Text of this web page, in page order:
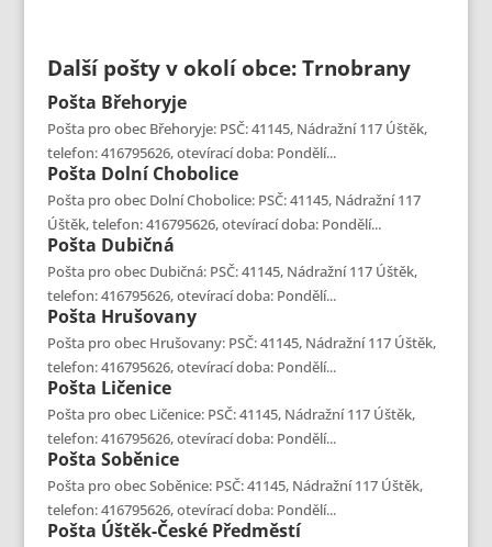
Další pošty v okolí obce: Trnobrany
Pošta Břehoryje
Pošta pro obec Břehoryje: PSČ: 41145, Nádražní 117 Úštěk,
telefon: 416795626, otevírací doba: Pondělí...
Pošta Dolní Chobolice
Pošta pro obec Dolní Chobolice: PSČ: 41145, Nádražní 117
Úštěk, telefon: 416795626, otevírací doba: Pondělí...
Pošta Dubičná
Pošta pro obec Dubičná: PSČ: 41145, Nádražní 117 Úštěk,
telefon: 416795626, otevírací doba: Pondělí...
Pošta Hrušovany
Pošta pro obec Hrušovany: PSČ: 41145, Nádražní 117 Úštěk,
telefon: 416795626, otevírací doba: Pondělí...
Pošta Ličenice
Pošta pro obec Ličenice: PSČ: 41145, Nádražní 117 Úštěk,
telefon: 416795626, otevírací doba: Pondělí...
Pošta Soběnice
Pošta pro obec Soběnice: PSČ: 41145, Nádražní 117 Úštěk,
telefon: 416795626, otevírací doba: Pondělí...
Pošta Úštěk-České Předměstí